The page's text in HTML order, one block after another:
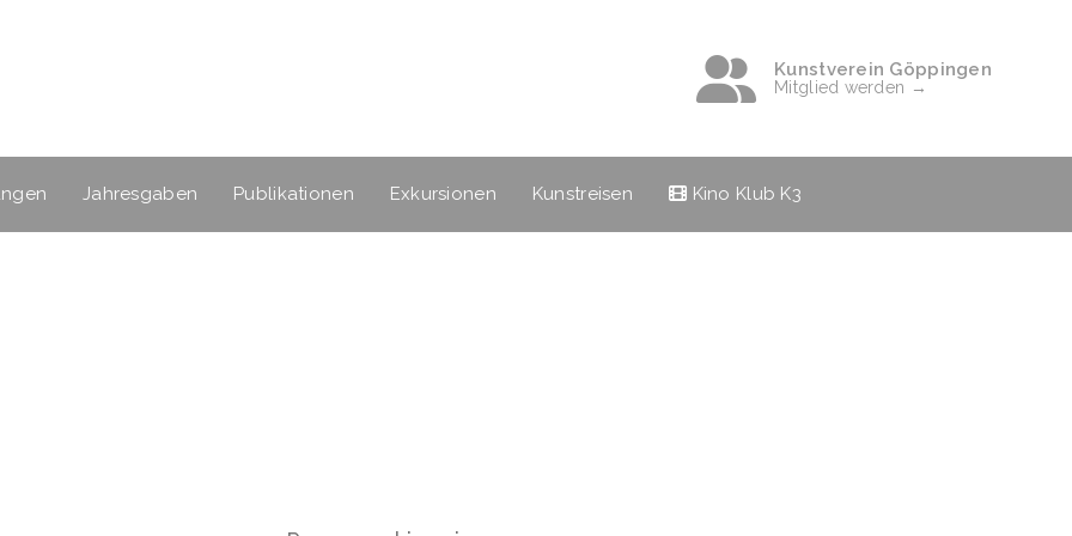
Kunstverein Göppingen
Mitglied werden →
Jahresgaben Publikationen Exkursionen Kunstreisen Kino Klub K3